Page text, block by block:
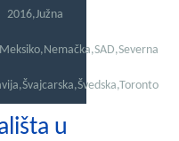
2016,Južna
Meksiko, Nemačka,SAD,Severna
,Švajcarska,Švedska,Toronto
u